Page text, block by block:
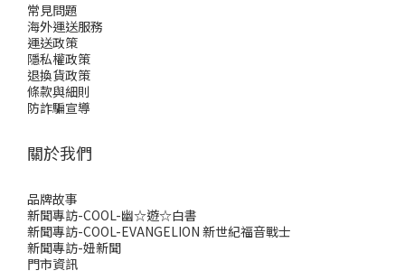
常見問題
海外運送服務
運送政策
隱私權政策
退換貨政策
條款與細則
防詐騙宣導
關於我們
品牌故事
新聞專訪-COOL-幽☆遊☆白書
新聞專訪-COOL-EVANGELION 新世紀福音戰士
新聞專訪-妞新聞
門市資訊